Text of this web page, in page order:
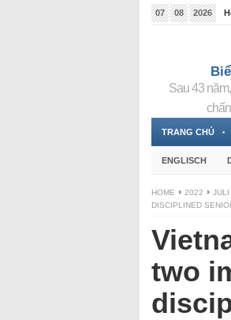
07 08 2026
Sau 43
TRANG CHỦ
ENGLISCH
HOME 2022 JULI
DISCIPLINED
two